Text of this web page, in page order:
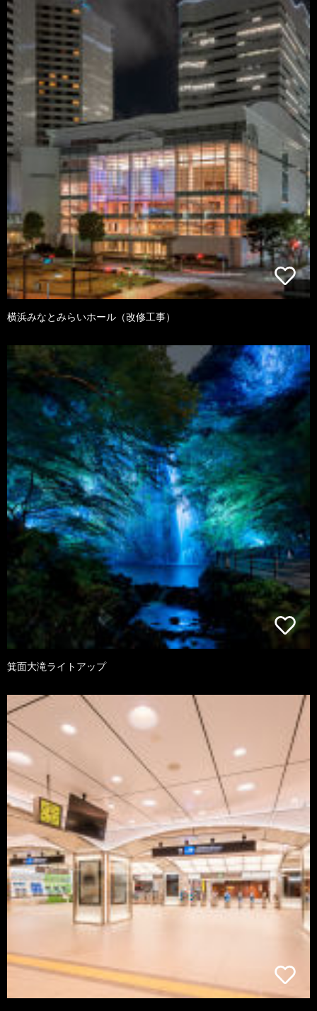
横浜みなとみらいホール（改修工事）
箕面大滝ライトアップ